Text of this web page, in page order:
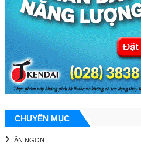
CHUYÊN MỤC
ĂN NGON